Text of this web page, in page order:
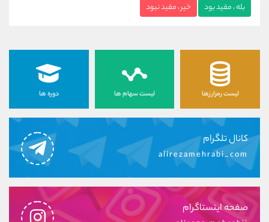
بله ، مفید بود خیر ، مفید نبود
لیست رمزارزها لیست سهام ها دوره ها
کانال تلگرام
alirezamehrabi_com
صفحه اینستاگرام